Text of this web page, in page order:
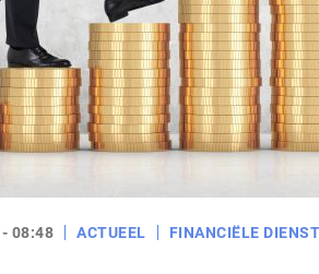
- 08:48 ACTUEEL FINANCIËLE